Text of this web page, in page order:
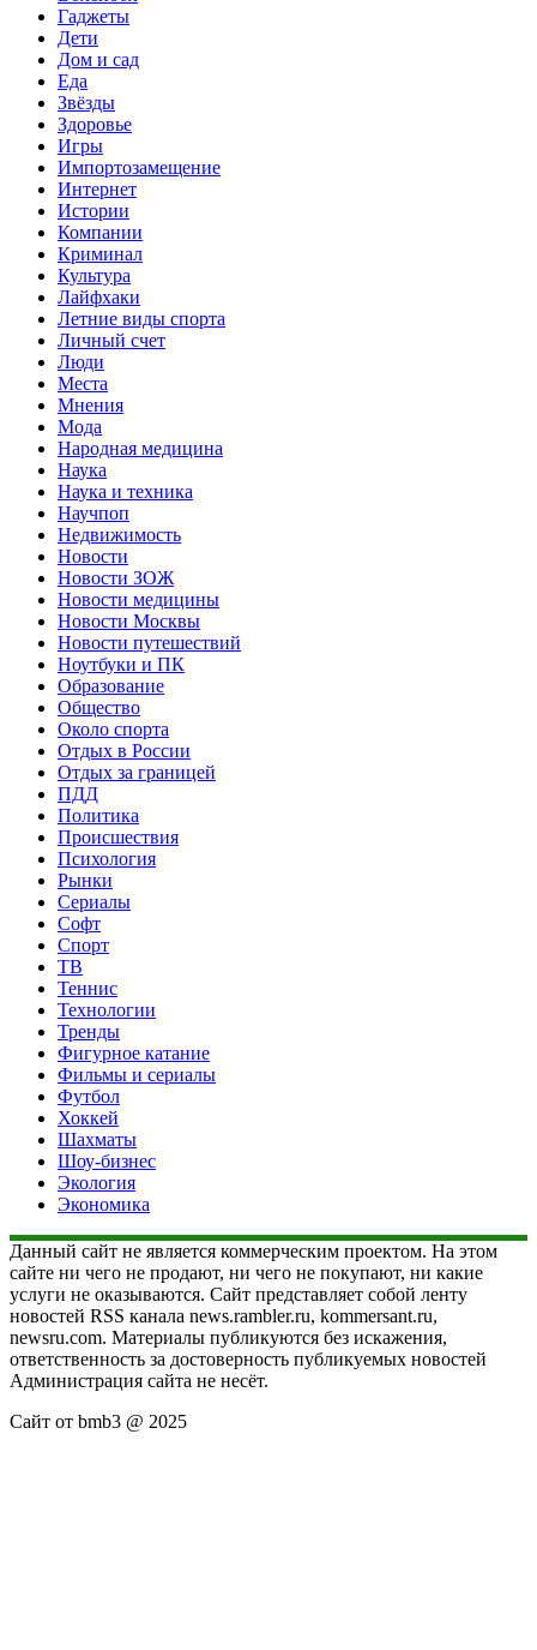
Гаджеты
Дети
Дом и сад
Еда
Звёзды
Здоровье
Игры
Импортозамещение
Интернет
Истории
Компании
Криминал
Культура
Лайфхаки
Летние виды спорта
Личный счет
Люди
Места
Мнения
Мода
Народная медицина
Наука
Наука и техника
Научпоп
Недвижимость
Новости
Новости ЗОЖ
Новости медицины
Новости Москвы
Новости путешествий
Ноутбуки и ПК
Образование
Общество
Около спорта
Отдых в России
Отдых за границей
ПДД
Политика
Происшествия
Психология
Рынки
Сериалы
Софт
Спорт
ТВ
Теннис
Технологии
Тренды
Фигурное катание
Фильмы и сериалы
Футбол
Хоккей
Шахматы
Шоу-бизнес
Экология
Экономика
Данный сайт не является коммерческим проектом. На этом
сайте ни чего не продают, ни чего не покупают, ни какие
услуги не оказываются. Сайт представляет собой ленту
новостей RSS канала news.rambler.ru, kommersant.ru,
newsru.com. Материалы публикуются без искажения,
ответственность за достоверность публикуемых новостей
Администрация сайта не несёт.
Сайт от bmb3 @ 2025